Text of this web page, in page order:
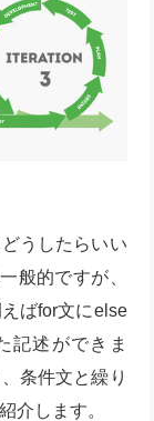
うしたらいい
般的ですが、
ばfor文にelse
記述ができま
条件文と繰り
介します。